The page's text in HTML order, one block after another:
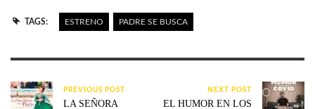
TAGS: ESTRENO PADRE SE BUSCA
PREVIOUS POST
LA SEÑORA
NEXT POST
EL HUMOR EN LOS